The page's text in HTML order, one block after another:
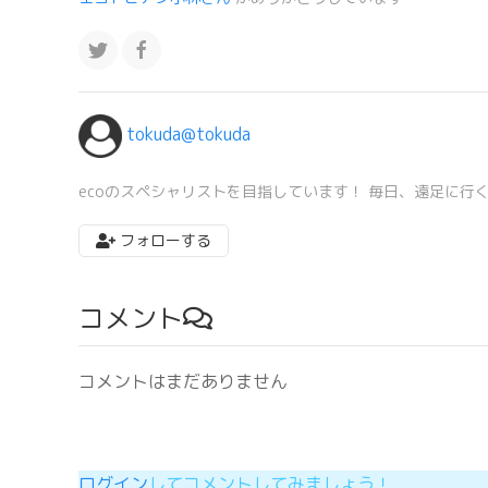
tokuda@tokuda
ecoのスペシャリストを目指しています！ 毎日、遠足に行
フォローする
コメント
コメントはまだありません